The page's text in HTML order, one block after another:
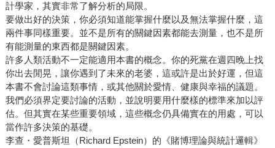
計學家，其實非常了解分析的局限。
要做出好的決策，你必須知道能掌握什麼以及無法掌握什麼，這
兩件事同樣重要。並不是所有的關鍵因素都能去測量，也不是所
有能測量的東西都是關鍵因素。
許多人類活動不一定能適用本書的概念。你的死黨在週四晚上找
你出去閒晃，讓你遇到了未來的老婆，這或許是出於好運，但這
本書不會討論這類事情，或其他關於愛情、健康與幸福的議題。
我們必須界定要討論的活動，並說明要用什麼樣的標準來加以評
估。但其實在某些重要領域，這些概念仍具備實在的用處，可以
當作許多決策的基礎。
李查・愛普斯坦（Richard Epstein）的《賭博理論與統計邏輯》